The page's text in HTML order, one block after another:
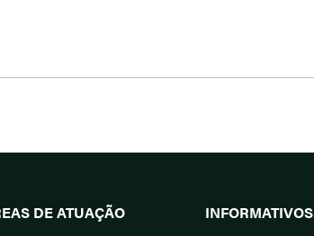
DE ATUAÇÃO INFORMATIVOS